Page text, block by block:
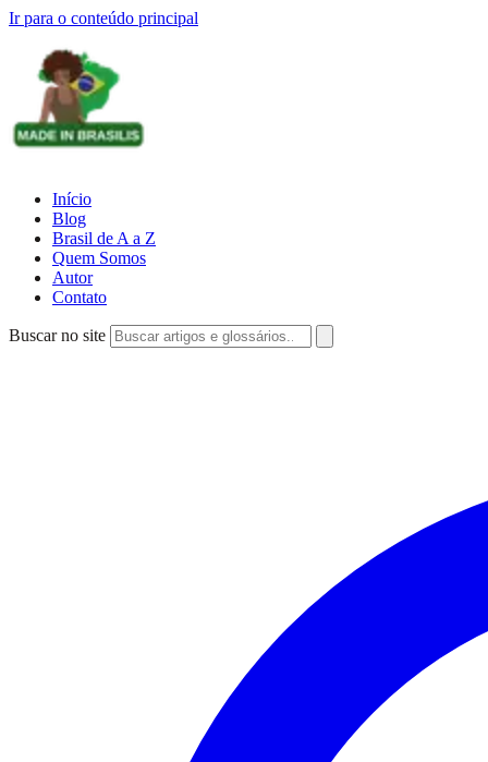
Ir para o conteúdo principal
Início
Blog
Brasil de A a Z
Quem Somos
Autor
Contato
Buscar no site